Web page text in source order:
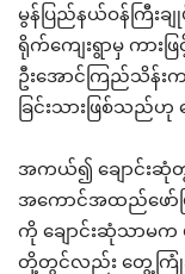
မွန်ပြည်နယ်ဝန်ကြီး
ရိုက်ကျေးရွာမှ ကားဖ
ဦးအောင်ကြည်သိန်း
ခြင်းသားဖြစ်သည်
အကယ်၍ ချောင်းဆုံ
အကောင်အထည်ဖော်ဖ
ကို ချောင်းဆုံသာမက
တို့တွင်လည်း တွေ့ကြုံ